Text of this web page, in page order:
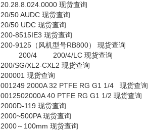
20.28.8.024.0000 现货查询
20/50 AUDC 现货查询
20/50 UDC 现货查询
200-8515IE3 现货查询
200-9125 （风机型号RB800） 现货查询
200/4 200/4/LC 现货查询
200/SG/XL2-CXL2 现货查询
200001 现货查询
001249 2000A 32 PTFE RG G1 1/4 现货查询
0012502000A 40 PTFE RG G1 1/2 现货查询
2000D-119 现货查询
2000~500PA现货查询
2000～ 100mm 现货查询